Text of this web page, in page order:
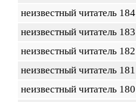
неизвестный читатель 184
неизвестный читатель 183
неизвестный читатель 182
неизвестный читатель 181
неизвестный читатель 180